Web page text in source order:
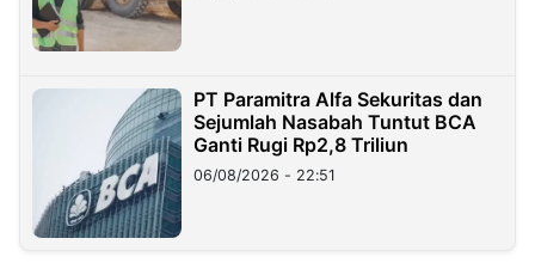
PT Paramitra Alfa Sekuritas dan
Sejumlah Nasabah Tuntut BCA
Ganti Rugi Rp2,8 Triliun
06/08/2026 - 22:51